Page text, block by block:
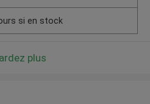
si en stock
plus